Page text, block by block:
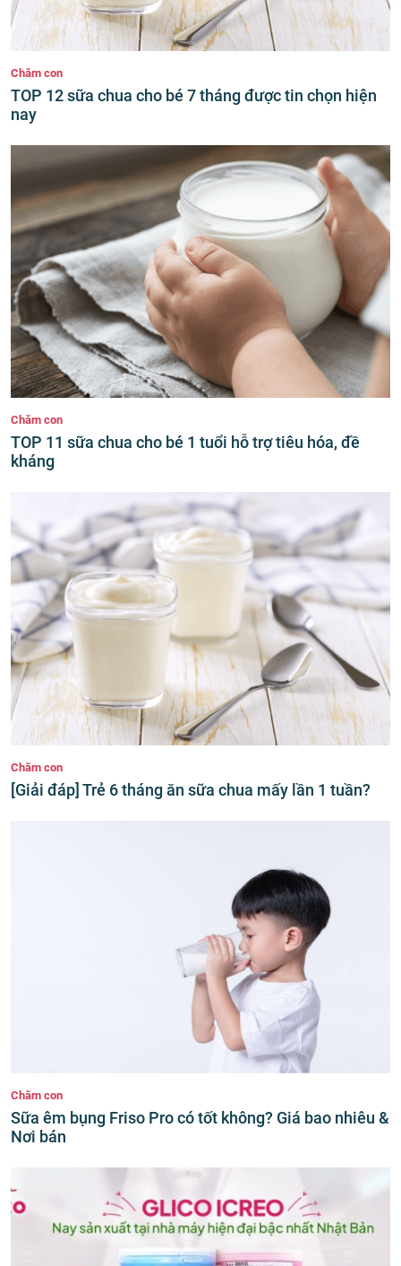
Chăm con
TOP 12 sữa chua cho bé 7 tháng được tin chọn hiện
nay
Chăm con
TOP 11 sữa chua cho bé 1 tuổi hỗ trợ tiêu hóa, đề
kháng
Chăm con
[Giải đáp] Trẻ 6 tháng ăn sữa chua mấy lần 1 tuần?
Chăm con
Sữa êm bụng Friso Pro có tốt không? Giá bao nhiêu &
Nơi bán